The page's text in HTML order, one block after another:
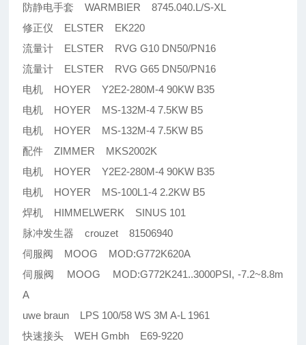
防静电手套 WARMBIER 8745.040.L/S-XL
修正仪 ELSTER EK220
流量计 ELSTER RVG G10 DN50/PN16
流量计 ELSTER RVG G65 DN50/PN16
电机 HOYER Y2E2-280M-4 90KW B35
电机 HOYER MS-132M-4 7.5KW B5
电机 HOYER MS-132M-4 7.5KW B5
配件 ZIMMER MKS2002K
电机 HOYER Y2E2-280M-4 90KW B35
电机 HOYER MS-100L1-4 2.2KW B5
焊机 HIMMELWERK SINUS 101
脉冲发生器 crouzet 81506940
伺服阀 MOOG MOD:G772K620A
伺服阀 MOOG MOD:G772K241..3000PSI, -7.2~8.8m
A
uwe braun LPS 100/58 WS 3M A-L 1961
快速接头 WEH Gmbh E69-9220